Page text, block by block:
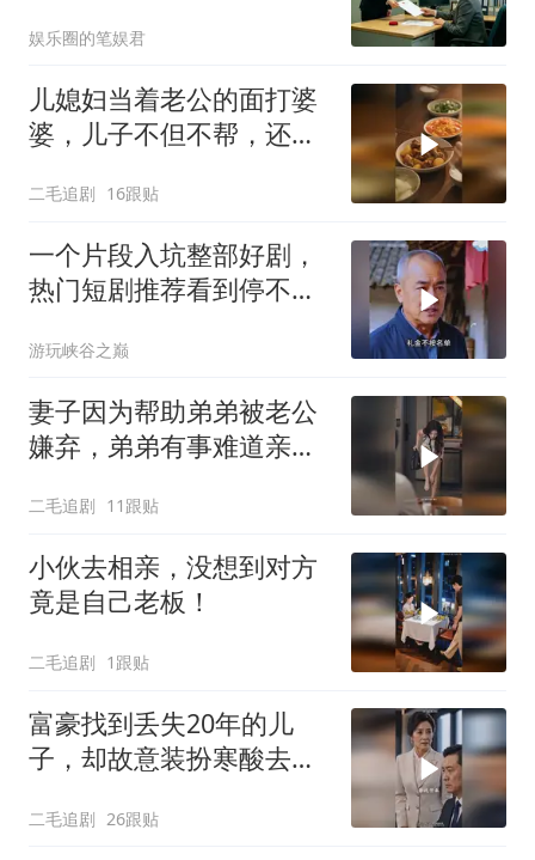
娱乐圈的笔娱君
儿媳妇当着老公的面打婆
婆，儿子不但不帮，还助
二毛追剧 16跟贴
一个片段入坑整部好剧，
热门短剧推荐看到停不下
游玩峡谷之巅
妻子因为帮助弟弟被老公
嫌弃，弟弟有事难道亲姐
二毛追剧 11跟贴
小伙去相亲，没想到对方
竟是自己老板！
二毛追剧 1跟贴
富豪找到丢失20年的儿
子，却故意装扮寒酸去相
二毛追剧 26跟贴